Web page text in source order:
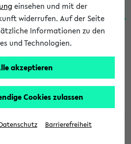
einsehen und mit der
widerrufen. Auf der Seite
Informationen zu den
und Technologien.
akzeptieren
Cookies zulassen
Barrierefreiheit